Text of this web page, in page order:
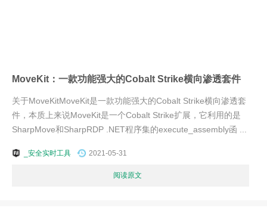
MoveKit：一款功能强大的Cobalt Strike横向渗透套件
关于MoveKitMoveKit是一款功能强大的Cobalt Strike横向渗透套
件，本质上来说MoveKit是一个Cobalt Strike扩展，它利用的是
SharpMove和SharpRDP .NET程序集的execute_assembly函 ...
_安全实时工具 2021-05-31
阅读原文